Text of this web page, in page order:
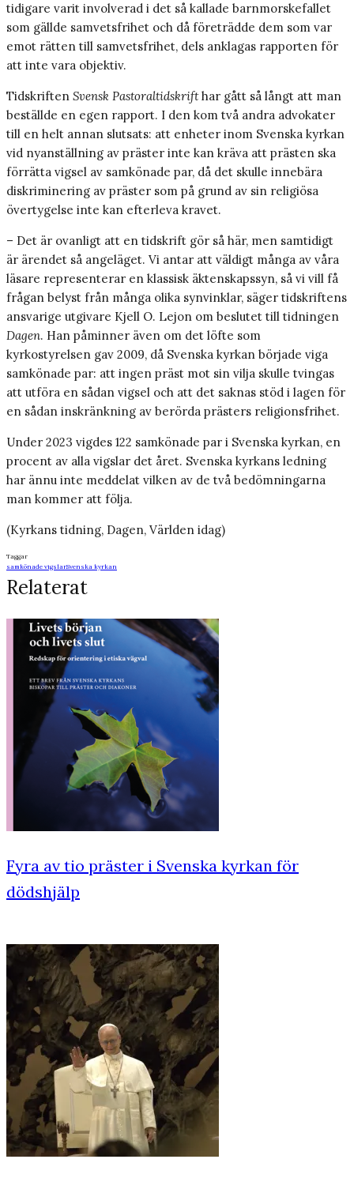
tidigare varit involverad i det så kallade barnmorskefallet
som gällde samvetsfrihet och då företrädde dem som var
emot rätten till samvetsfrihet, dels anklagas rapporten för
att inte vara objektiv.
Tidskriften Svensk Pastoraltidskrifthar gått så långt att man
beställde en egen rapport. I den kom två andra advokater
till en helt annan slutsats: att enheter inom Svenska kyrkan
vid nyanställning av präster inte kan kräva att prästen ska
förrätta vigsel av samkönade par, då det skulle innebära
diskriminering av präster som på grund av sin religiösa
övertygelse inte kan efterleva kravet.
– Det är ovanligt att en tidskrift gör så här, men samtidigt
är ärendet så angeläget. Vi antar att väldigt många av våra
läsare representerar en klassisk äktenskapssyn, så vi vill få
frågan belyst från många olika synvinklar, säger tidskriftens
ansvarige utgivare Kjell O. Lejon om beslutet till tidningen
Dagen. Han påminner även om det löfte som
kyrkostyrelsen gav 2009, då Svenska kyrkan började viga
samkönade par: att ingen präst mot sin vilja skulle tvingas
att utföra en sådan vigsel och att det saknas stöd i lagen för
en sådan inskränkning av berörda prästers religionsfrihet.
Under 2023 vigdes 122 samkönade par i Svenska kyrkan, en
procent av alla vigslar det året. Svenska kyrkans ledning
har ännu inte meddelat vilken av de två bedömningarna
man kommer att följa.
(Kyrkans tidning, Dagen, Världen idag)
Taggar
samkönade vigslarSvenska kyrkan
Relaterat
Fyra av tio präster i Svenska kyrkan för
dödshjälp